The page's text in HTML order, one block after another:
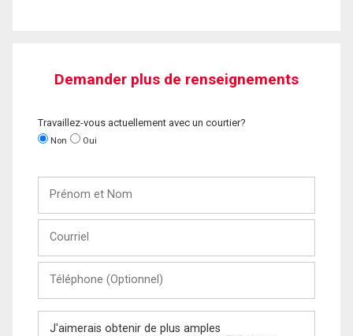
Demander plus de renseignements
Travaillez-vous actuellement avec un courtier?
Non Oui
Nom
(Optionnel)
Message